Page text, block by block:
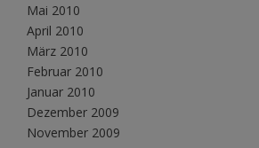
Mai 2010
April 2010
März 2010
Februar 2010
Januar 2010
Dezember 2009
November 2009